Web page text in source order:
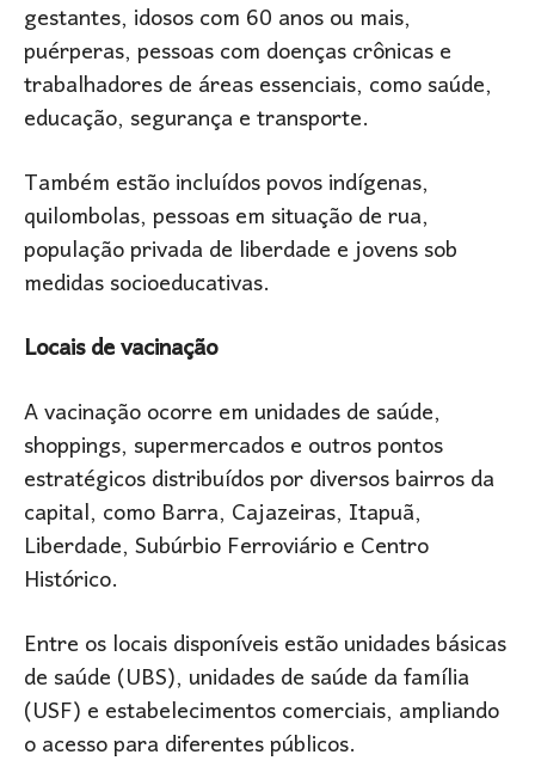
gestantes, idosos com 60 anos ou mais,
puérperas, pessoas com doenças crônicas e
trabalhadores de áreas essenciais, como saúde,
educação, segurança e transporte.
Também estão incluídos povos indígenas,
quilombolas, pessoas em situação de rua,
população privada de liberdade e jovens sob
medidas socioeducativas.
Locais de vacinação
A vacinação ocorre em unidades de saúde,
shoppings, supermercados e outros pontos
estratégicos distribuídos por diversos bairros da
capital, como Barra, Cajazeiras, Itapuã,
Liberdade, Subúrbio Ferroviário e Centro
Histórico.
Entre os locais disponíveis estão unidades básicas
de saúde (UBS), unidades de saúde da família
(USF) e estabelecimentos comerciais, ampliando
o acesso para diferentes públicos.